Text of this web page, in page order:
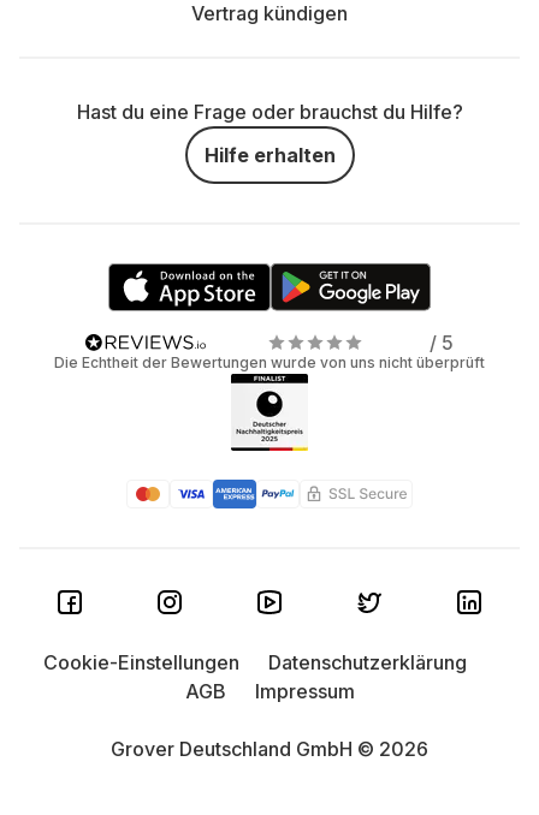
Vertrag kündigen
Hast du eine Frage oder brauchst du Hilfe?
Hilfe erhalten
/ 5
Die Echtheit der Bewertungen wurde von uns nicht überprüft
Grover Deutschland GmbH © 2026
Cookie-Einstellungen
Datenschutzerklärung
AGB
Impressum